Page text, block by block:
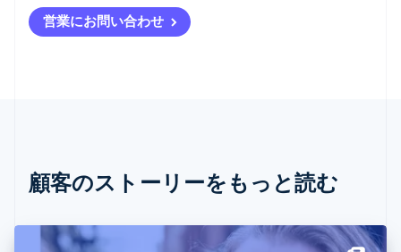
営業にお問い合わせ
顧客のストーリーをもっと読む
アメリカ
EnglishEspañol简体中文
English
エストニア
オーストラリア
English